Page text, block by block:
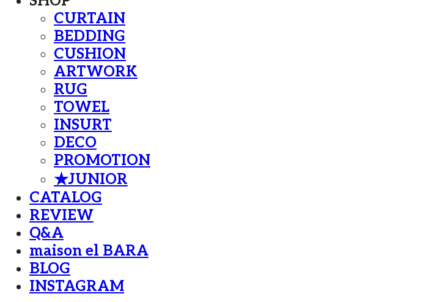
CURTAIN
BEDDING
CUSHION
ARTWORK
RUG
TOWEL
INSURT
DECO
PROMOTION
★JUNIOR
CATALOG
REVIEW
Q&A
maison el BARA
BLOG
INSTAGRAM